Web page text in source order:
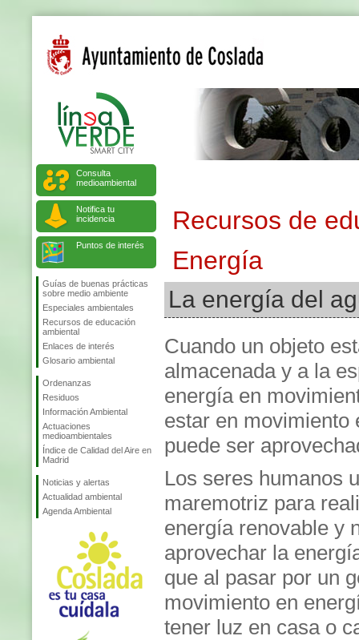
Consulta
medioambiental
Notifica tu
incidencia
Puntos de interés
Guías de buenas prácticas
sobre medio ambiente
Especiales ambientales
Recursos de educación
ambiental
Enlaces de interés
Glosario ambiental
Ordenanzas
Residuos
Información Ambiental
Actuaciones
medioambientales
Índice de Calidad del Aire en
Madrid
Noticias y alertas
Actualidad ambiental
Agenda Ambiental
Recursos de
Energía
La energía del
Cuando un objeto
almacenada y a la
energía en
estar en movimiento
puede ser
Los seres humanos
maremotriz para
energía renovable y
aprovechar la
que al pasar por un
movimiento en
tener luz en casa o